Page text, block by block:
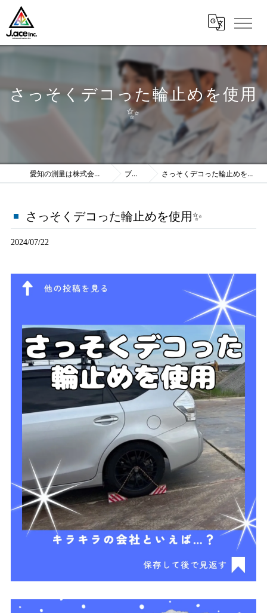
さっそくデコった輪止めを使用
✨
愛知の測量は株式会社J.ace ブログ さっそくデコった輪止めを使用✨
さっそくデコった輪止めを使用✨
2024/07/22